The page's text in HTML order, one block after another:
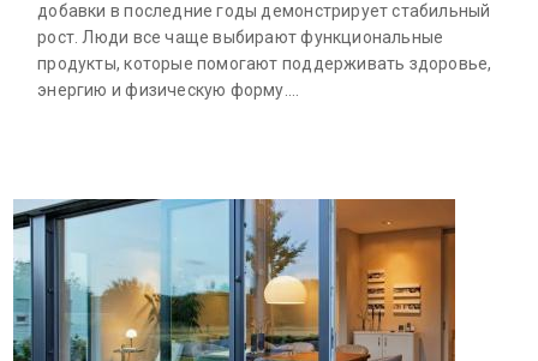
добавки в последние годы демонстрирует стабильный
рост. Люди все чаще выбирают функциональные
продукты, которые помогают поддерживать здоровье,
энергию и физическую форму.…